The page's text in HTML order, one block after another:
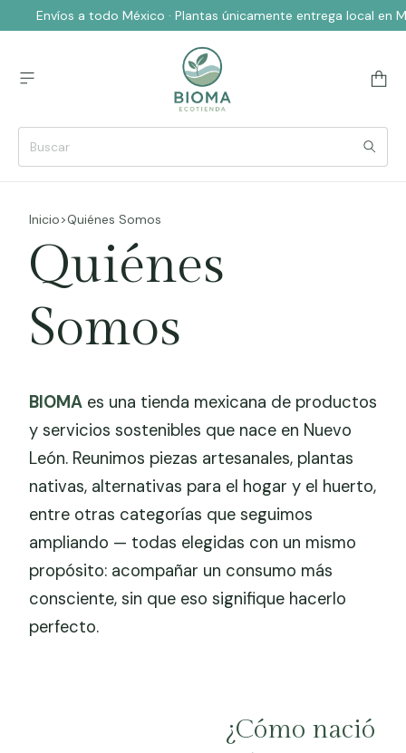
Envíos a todo México · Plantas únicamente entrega local en
Inicio>Quiénes Somos
Quiénes
Somos
BIOMA es una tienda mexicana de productos
y servicios sostenibles que nace en Nuevo
León. Reunimos piezas artesanales, plantas
nativas, alternativas para el hogar y el huerto,
entre otras categorías que seguimos
ampliando — todas elegidas con un mismo
propósito: acompañar un consumo más
consciente, sin que eso signifique hacerlo
perfecto.
¿Cómo nació